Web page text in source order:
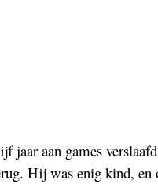
jaar aan games
Hij was enig kind, en